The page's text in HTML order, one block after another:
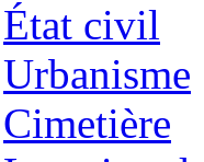
État civil
Urbanisme
Cimetière